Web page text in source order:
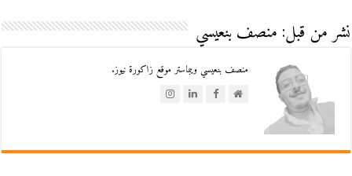
نشر من قبل: منصف بنعيسي
منصف بنعيسي ويبماستر موقع زاكورة نيوز.